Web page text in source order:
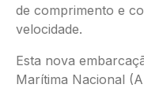
de comprimento e
velocidade.
Esta nova
Marítima Nacional